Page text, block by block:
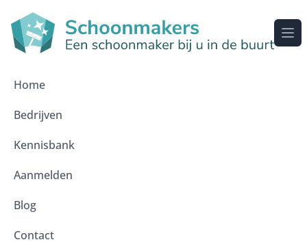
Home
Bedrijven
Kennisbank
Aanmelden
Blog
Contact